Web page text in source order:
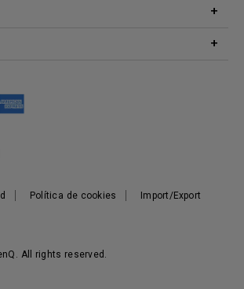
sobre la tienda en línea de BenQ
BenQ Shop
BenQ
corporativa
All rights reserved.
Política de cookies
Import/Export